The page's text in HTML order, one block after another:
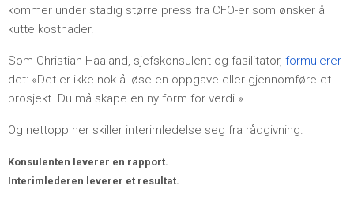
kommer under stadig større press fra CFO-er som ønsker å
kutte kostnader.
Som Christian Haaland, sjefskonsulent og fasilitator, formulerer
det: «Det er ikke nok å løse en oppgave eller gjennomføre et
prosjekt. Du må skape en ny form for verdi.»
Og nettopp her skiller interimledelse seg fra rådgivning.
Konsulenten leverer en rapport.
Interimlederen leverer et resultat.